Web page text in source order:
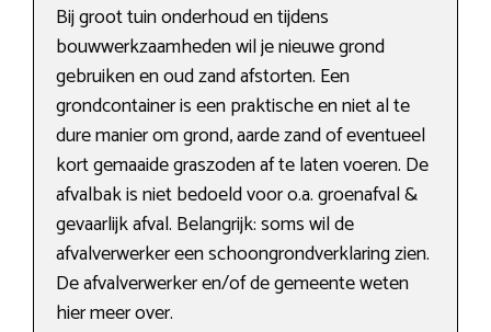
Bij groot tuin onderhoud en tijdens
bouwwerkzaamheden wil je nieuwe grond
gebruiken en oud zand afstorten. Een
grondcontainer is een praktische en niet al te
dure manier om grond, aarde zand of eventueel
kort gemaaide graszoden af te laten voeren. De
afvalbak is niet bedoeld voor o.a. groenafval &
gevaarlijk afval. Belangrijk: soms wil de
afvalverwerker een schoongrondverklaring zien.
De afvalverwerker en/of de gemeente weten
hier meer over.